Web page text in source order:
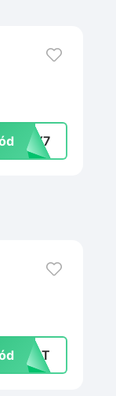
PEX7
DOST